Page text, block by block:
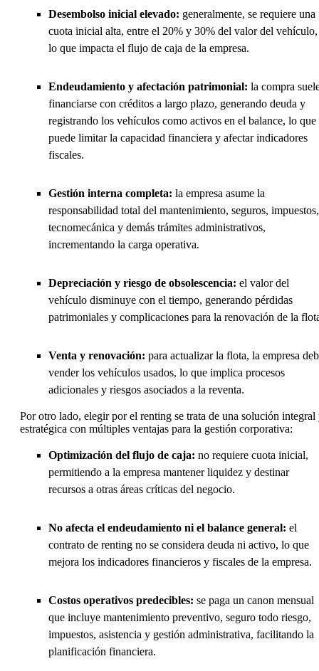
Desembolso inicial elevado: generalmente, se requiere una
cuota inicial alta, entre el 20% y 30% del valor del vehículo,
lo que impacta el flujo de caja de la empresa.
Endeudamiento y afectación patrimonial: la compra
financiarse con créditos a largo plazo, generando deuda y
registrando los vehículos como activos en el balance, lo que
puede limitar la capacidad financiera y afectar indicadores
fiscales.
Gestión interna completa: la empresa asume la
responsabilidad total del mantenimiento, seguros, impuestos,
tecnomecánica y demás trámites administrativos,
incrementando la carga operativa.
Depreciación y riesgo de obsolescencia: el valor del
vehículo disminuye con el tiempo, generando pérdidas
patrimoniales y complicaciones para la renovación de la
Venta y renovación: para actualizar la flota, la empresa
vender los vehículos usados, lo que implica procesos
adicionales y riesgos asociados a la reventa.
Por otro lado, elegir por el renting se trata de una solución integral
estratégica con múltiples ventajas para la gestión corporativa:
Optimización del flujo de caja: no requiere cuota inicial,
permitiendo a la empresa mantener liquidez y destinar
recursos a otras áreas críticas del negocio.
No afecta el endeudamiento ni el balance general: el
contrato de renting no se considera deuda ni activo, lo que
mejora los indicadores financieros y fiscales de la empresa.
Costos operativos predecibles: se paga un canon mensual
que incluye mantenimiento preventivo, seguro todo riesgo,
impuestos, asistencia y gestión administrativa, facilitando la
planificación financiera.